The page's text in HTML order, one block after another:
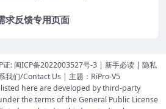
求反馈专用页面
证: 闽ICP备2022003527号-3| 新手必读| 隐私
我们/Contact Us | 主题： RiPro-V5
listed here are developed by third-party
the terms of the General Public License